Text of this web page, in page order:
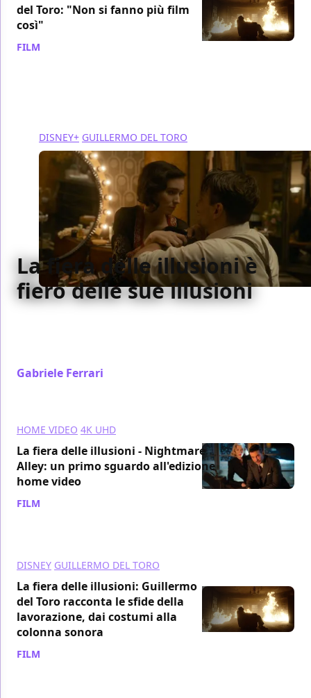
del Toro: "Non si fanno più film
così"
FILM
DISNEY+ GUILLERMO DEL TORO
La fiera delle illusioni è
fiero delle sue illusioni
Gabriele Ferrari
HOME VIDEO 4K UHD
La fiera delle illusioni - Nightmare
Alley: un primo sguardo all'edizione
home video
FILM
DISNEY GUILLERMO DEL TORO
La fiera delle illusioni: Guillermo
del Toro racconta le sfide della
lavorazione, dai costumi alla
colonna sonora
FILM